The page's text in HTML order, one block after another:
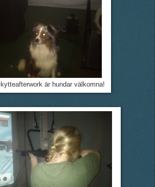
är hundar välkomna!